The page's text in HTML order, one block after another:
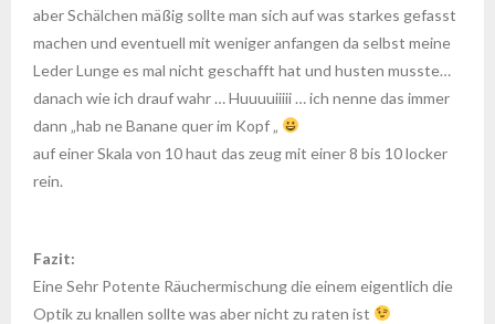
aber Schälchen mäßig sollte man sich auf was starkes gefasst
machen und eventuell mit weniger anfangen da selbst meine
Leder Lunge es mal nicht geschafft hat und husten musste…
danach wie ich drauf wahr … Huuuuiiiii … ich nenne das immer
dann „hab ne Banane quer im Kopf „
auf einer Skala von 10 haut das zeug mit einer 8 bis 10 locker
rein.
Fazit:
Eine Sehr Potente Räuchermischung die einem eigentlich die
Optik zu knallen sollte was aber nicht zu raten ist